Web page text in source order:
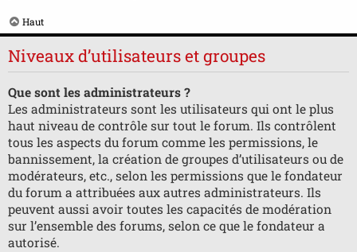
Haut
Niveaux d’utilisateurs et groupes
Que sont les administrateurs ?
Les administrateurs sont les utilisateurs qui ont le plus
haut niveau de contrôle sur tout le forum. Ils contrôlent
tous les aspects du forum comme les permissions, le
bannissement, la création de groupes d’utilisateurs ou de
modérateurs, etc., selon les permissions que le fondateur
du forum a attribuées aux autres administrateurs. Ils
peuvent aussi avoir toutes les capacités de modération
sur l’ensemble des forums, selon ce que le fondateur a
autorisé.